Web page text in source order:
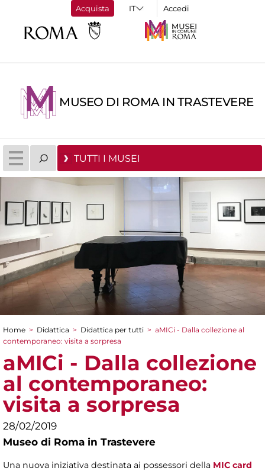
Acquista Accedi
MUSEO DI ROMA IN TRASTEVERE
TUTTI I MUSEI
Tu sei qui
Home > Didattica > Didattica per tutti > aMICi - Dalla collezione al
contemporaneo: visita a sorpresa
aMICi - Dalla collezione
al contemporaneo:
visita a sorpresa
28/02/2019
Museo di Roma in Trastevere
Una nuova iniziativa destinata ai possessori della MIC card